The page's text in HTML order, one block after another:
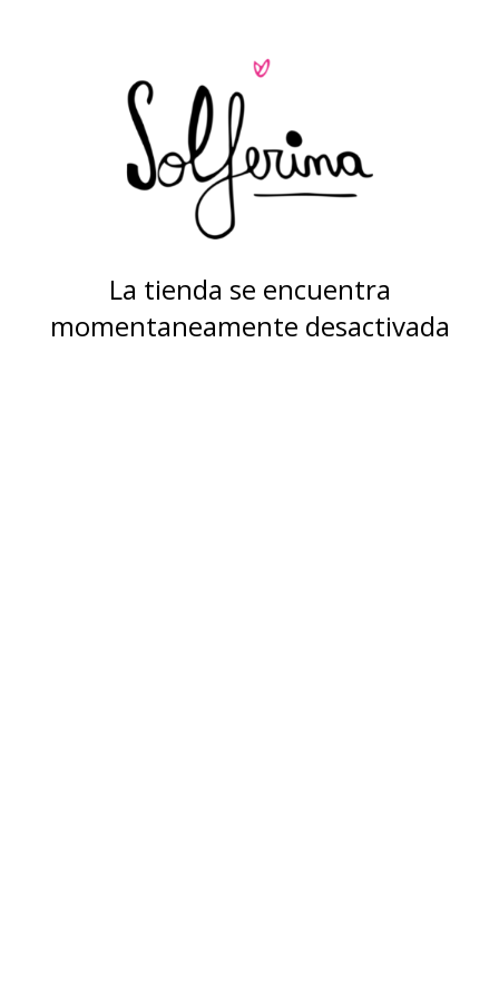
La tienda se encuentra
momentaneamente desactivada